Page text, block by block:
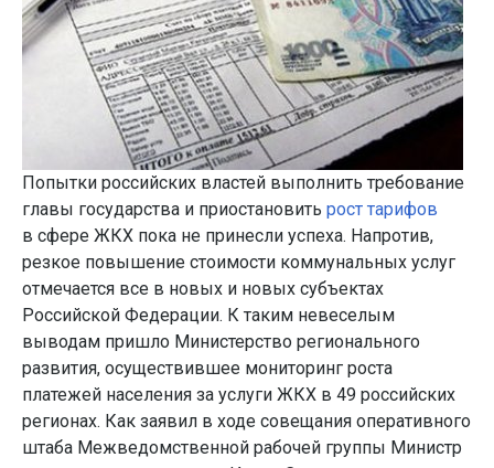
Попытки российских властей выполнить требование
главы государства и приостановить рост тарифов
в сфере ЖКХ пока не принесли успеха. Напротив,
резкое повышение стоимости коммунальных услуг
отмечается все в новых и новых субъектах
Российской Федерации. К таким невеселым
выводам пришло Министерство регионального
развития, осуществившее мониторинг роста
платежей населения за услуги ЖКХ в 49 российских
регионах. Как заявил в ходе совещания оперативного
штаба Межведомственной рабочей группы Министр